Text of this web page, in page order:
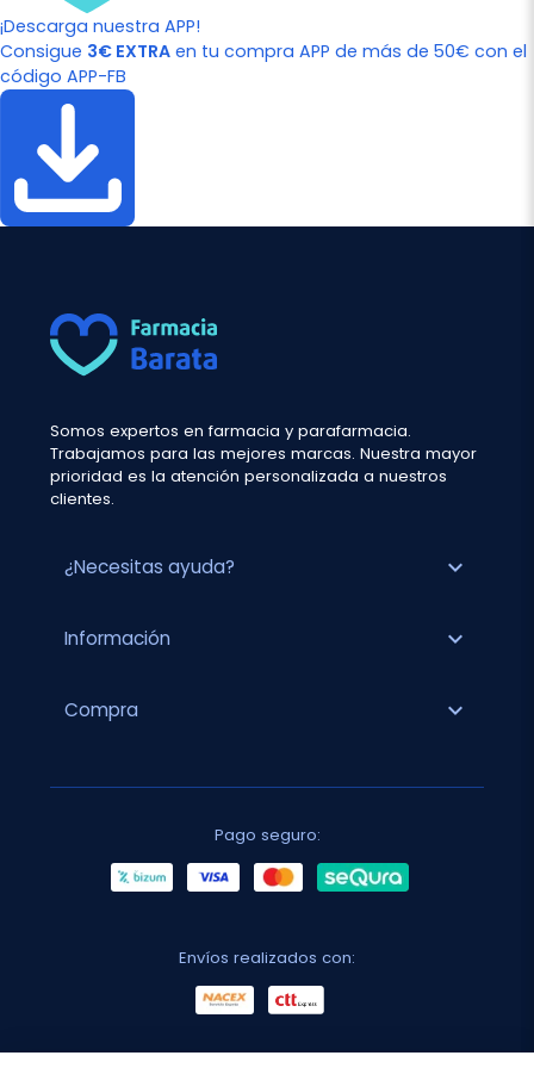
¡Descarga nuestra APP!
Consigue 3€ EXTRA en tu compra APP de más de 50€ con el
código APP-FB
Somos expertos en farmacia y parafarmacia.
Trabajamos para las mejores marcas. Nuestra mayor
prioridad es la atención personalizada a nuestros
clientes.
¿Necesitas ayuda? expand_more
Información expand_more
Compra expand_more
Pago seguro:
Envíos realizados con: